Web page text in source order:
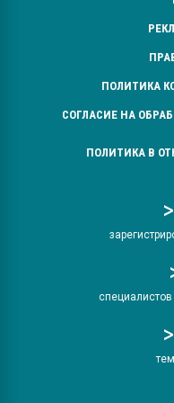
ПОЛИТИКА
СОГЛАСИЕ НА
ПОЛИТИКА В